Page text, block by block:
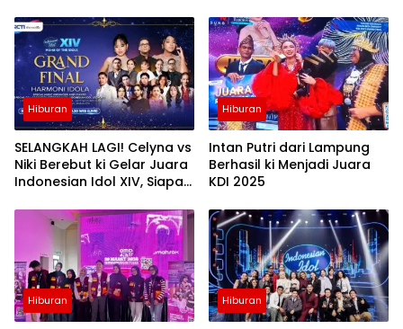
Hiburan
SELANGKAH LAGI! Celyna vs
Niki Berebut ki Gelar Juara
Indonesian Idol XIV, Siapa
Indonesian Idol?
Hiburan
Intan Putri dari Lampung
Berhasil ki Menjadi Juara
KDI 2025
Hiburan Hiburan